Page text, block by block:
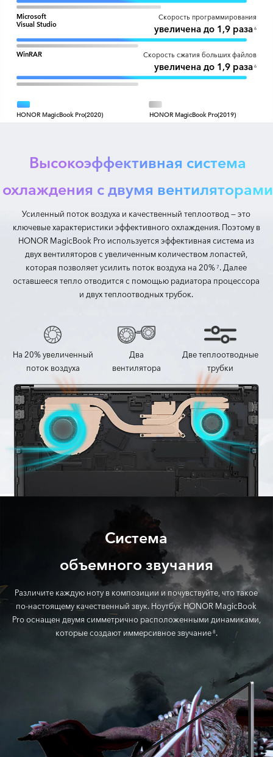
Microsoft
Visual Studio
Скорость программирования
увеличена до 1,9 раза 6
WinRAR Скорость сжатия больших файлов
увеличена до 1,9 раза 6
HONOR MagicBook Pro(2020) HONOR MagicBook Pro(2019)
Высокоэффективная система
охлаждения с двумя вентиляторами
Усиленный поток воздуха и качественный теплоотвод — это
ключевые характеристики эффективного охлаждения. Поэтому в
HONOR MagicBook Pro используется эффективная система из
двух вентиляторов с увеличенным количеством лопастей,
которая позволяет усилить поток воздуха на 20% 7. Далее
оставшееся тепло отводится с помощью радиатора процессора
и двух теплоотводных трубок.
На 20% увеличенный
поток воздуха
Два
вентилятора
Две теплоотводные
трубки
Система
объемного звучания
Различите каждую ноту в композиции и почувствуйте, что такое
по-настоящему качественный звук. Ноутбук HONOR MagicBook
Pro оснащен двумя симметрично расположенными динамиками,
которые создают иммерсивное звучание8.